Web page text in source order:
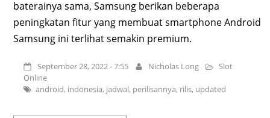
baterainya sama, Samsung berikan beberapa
peningkatan fitur yang membuat smartphone Android
Samsung ini terlihat semakin premium.
September 28, 2022 - 7:55 Nicholas Long
Slot
Online
android, indonesia, jadwal, perilisannya, rilis, updated